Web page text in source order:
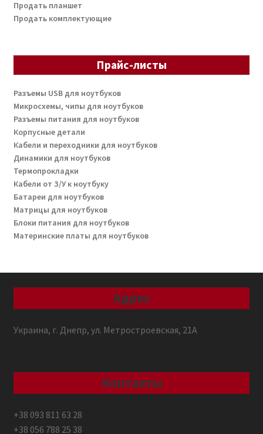
Продать планшет
Продать комплектующие
Прайс-листы
Разъемы USB для ноутбуков
Микросхемы, чипы для ноутбуков
Разъемы питания для ноутбуков
Корпусные детали
Кабели и переходники для ноутбуков
Динамики для ноутбуков
Термопрокладки
Кабели от З/У к ноутбуку
Батареи для ноутбуков
Матрицы для ноутбуков
Блоки питания для ноутбуков
Материнские платы для ноутбуков
Адрес
Украина, г. Днепр, ул. Метростроевская, 21А
Контакты
+38 093 811 63 28
+38 056 788 25 38